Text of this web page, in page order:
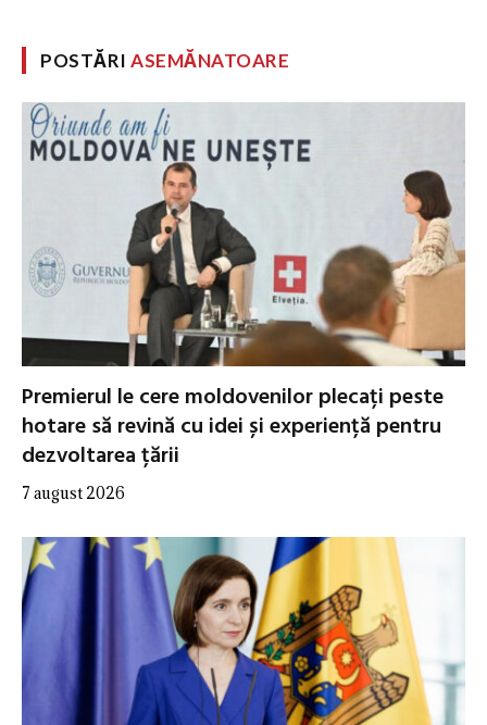
POSTĂRIASEMĂNATOARE
Premierul le cere moldovenilor plecați peste
hotare să revină cu idei și experiență pentru
dezvoltarea țării
7 august 2026